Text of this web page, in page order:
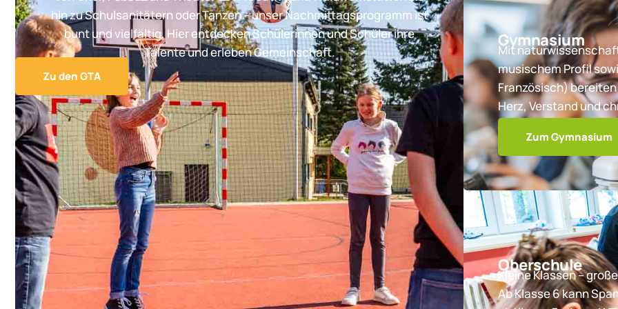
hin zu Schulsanitätern oder Tanzen – unser Nachmittagsprogramm ist
bunt und vielfältig. Hier entdecken Schülerinnen und Schüler ihre
Talente und erleben Gemeinschaft.
Zu den GTA
Gymnasium
Mit
musischem Profil
Französisch)
Herz, Verstand und
Zum Gymnasium
Oberschule
Kleine Klassen –
Ab Klasse 6 kann